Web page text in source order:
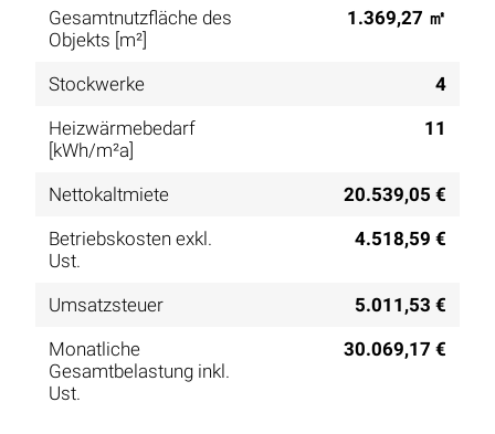
Gesamtnutzfläche des
Objekts [m²]
1.369,27 ㎡
Stockwerke
4
Heizwärmebedarf
[kWh/m²a]
11
Nettokaltmiete
20.539,05 €
Betriebskosten exkl.
Ust.
4.518,59 €
Umsatzsteuer
5.011,53 €
Monatliche
Gesamtbelastung inkl.
Ust.
30.069,17 €